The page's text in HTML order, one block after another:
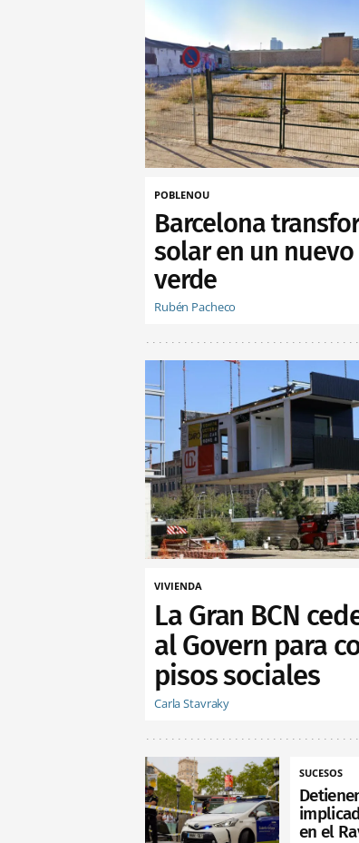
POBLENOU
Barcelona
solar en un
verde
Rubén Pacheco
VIVIENDA
La Gran BCN
al Govern para
pisos sociales
Carla Stavraky
SUCESOS
en el